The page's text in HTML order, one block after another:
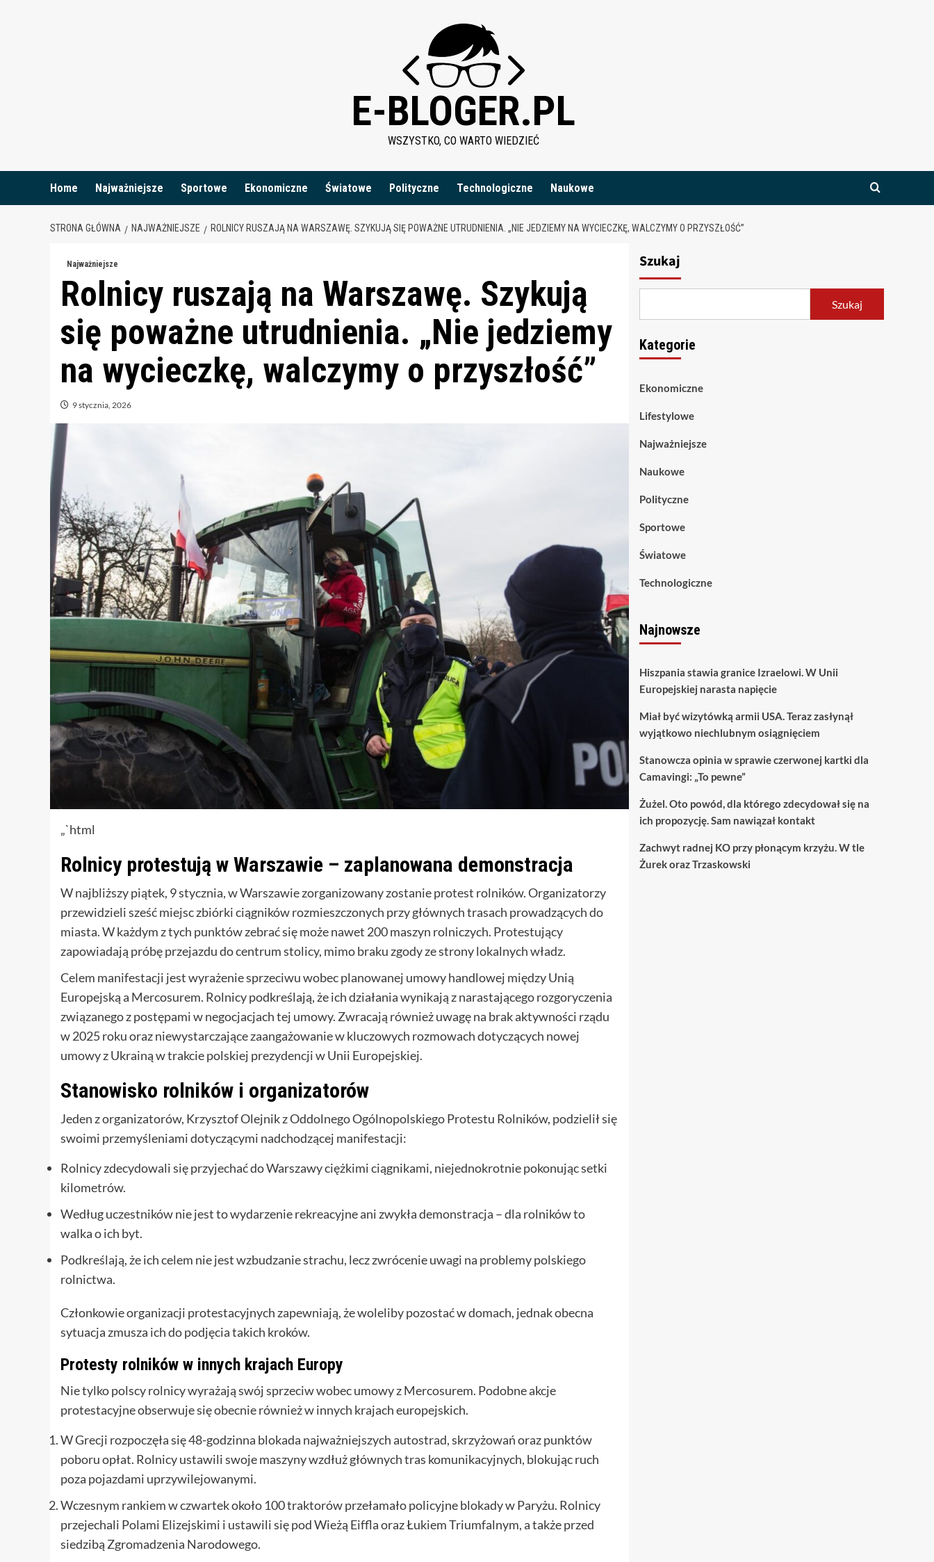
E-BLOGER.PL
WSZYSTKO, CO WARTO WIEDZIEĆ
Home Najważniejsze Sportowe Ekonomiczne Światowe Polityczne Technologiczne Naukowe
STRONA GŁÓWNA NAJWAŻNIEJSZE ROLNICY RUSZAJĄ NA WARSZAWĘ. SZYKUJĄ SIĘ POWAŻNE UTRUDNIENIA. „NIE JEDZIEMY NA WYCIECZKĘ, WALCZYMY O PRZYSZŁOŚĆ”
Najważniejsze
Rolnicy ruszają na Warszawę. Szykują
się poważne utrudnienia. „Nie jedziemy
na wycieczkę, walczymy o przyszłość”
9 stycznia, 2026
„`html
Rolnicy protestują w Warszawie – zaplanowana demonstracja
W najbliższy piątek, 9 stycznia, w Warszawie zorganizowany zostanie protest rolników. Organizatorzy
przewidzieli sześć miejsc zbiórki ciągników rozmieszczonych przy głównych trasach prowadzących do
miasta. W każdym z tych punktów zebrać się może nawet 200 maszyn rolniczych. Protestujący
zapowiadają próbę przejazdu do centrum stolicy, mimo braku zgody ze strony lokalnych władz.
Celem manifestacji jest wyrażenie sprzeciwu wobec planowanej umowy handlowej między Unią
Europejską a Mercosurem. Rolnicy podkreślają, że ich działania wynikają z narastającego rozgoryczenia
związanego z postępami w negocjacjach tej umowy. Zwracają również uwagę na brak aktywności rządu
w 2025 roku oraz niewystarczające zaangażowanie w kluczowych rozmowach dotyczących nowej
umowy z Ukrainą w trakcie polskiej prezydencji w Unii Europejskiej.
Stanowisko rolników i organizatorów
Jeden z organizatorów, Krzysztof Olejnik z Oddolnego Ogólnopolskiego Protestu Rolników, podzielił się
swoimi przemyśleniami dotyczącymi nadchodzącej manifestacji:
Rolnicy zdecydowali się przyjechać do Warszawy ciężkimi ciągnikami, niejednokrotnie pokonując setki
kilometrów.
Według uczestników nie jest to wydarzenie rekreacyjne ani zwykła demonstracja – dla rolników to
walka o ich byt.
Podkreślają, że ich celem nie jest wzbudzanie strachu, lecz zwrócenie uwagi na problemy polskiego
rolnictwa.
Członkowie organizacji protestacyjnych zapewniają, że woleliby pozostać w domach, jednak obecna
sytuacja zmusza ich do podjęcia takich kroków.
Protesty rolników w innych krajach Europy
Nie tylko polscy rolnicy wyrażają swój sprzeciw wobec umowy z Mercosurem. Podobne akcje
protestacyjne obserwuje się obecnie również w innych krajach europejskich.
W Grecji rozpoczęła się 48-godzinna blokada najważniejszych autostrad, skrzyżowań oraz punktów
poboru opłat. Rolnicy ustawili swoje maszyny wzdłuż głównych tras komunikacyjnych, blokując ruch
poza pojazdami uprzywilejowanymi.
Wczesnym rankiem w czwartek około 100 traktorów przełamało policyjne blokady w Paryżu. Rolnicy
przejechali Polami Elizejskimi i ustawili się pod Wieżą Eiffla oraz Łukiem Triumfalnym, a także przed
siedzibą Zgromadzenia Narodowego.
Szukaj
Szukaj
Kategorie
Ekonomiczne
Lifestylowe
Najważniejsze
Naukowe
Polityczne
Sportowe
Światowe
Technologiczne
Najnowsze
Hiszpania stawia granice Izraelowi. W Unii
Europejskiej narasta napięcie
Miał być wizytówką armii USA. Teraz zasłynął
wyjątkowo niechlubnym osiągnięciem
Stanowcza opinia w sprawie czerwonej kartki dla
Camavingi: „To pewne”
Żużel. Oto powód, dla którego zdecydował się na
ich propozycję. Sam nawiązał kontakt
Zachwyt radnej KO przy płonącym krzyżu. W tle
Żurek oraz Trzaskowski